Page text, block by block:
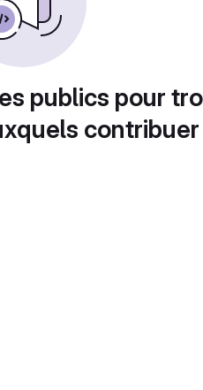
publics pour
contribuer